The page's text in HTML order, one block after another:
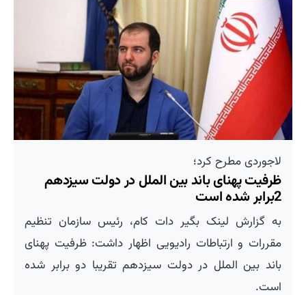
لاجوردی مطرح كرد؛
ظرفیت پهنای باند بین الملل در دولت سیزدهم
2برابر شده است
به گزارش لینک بگیر دات کام، رئیس سازمان تنظیم
مقررات و ارتباطات رادیویی اظهار داشت: ظرفیت پهنای
باند بین الملل در دولت سیزدهم تقریبا دو برابر شده
است.